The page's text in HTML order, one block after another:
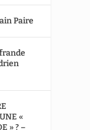
Paire
«
» ? –